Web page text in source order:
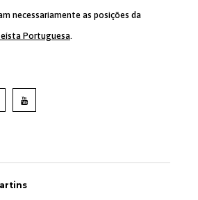
necessariamente as posições da
Portuguesa.